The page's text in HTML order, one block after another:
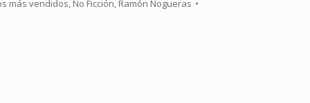
más vendidos, No Ficción, Ramón Nogueras